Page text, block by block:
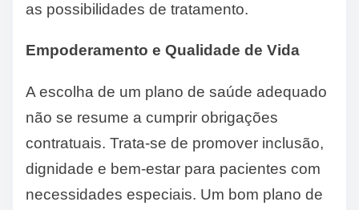
as possibilidades de tratamento.
Empoderamento e Qualidade de Vida
A escolha de um plano de saúde adequado
não se resume a cumprir obrigações
contratuais. Trata-se de promover inclusão,
dignidade e bem-estar para pacientes com
necessidades especiais. Um bom plano de